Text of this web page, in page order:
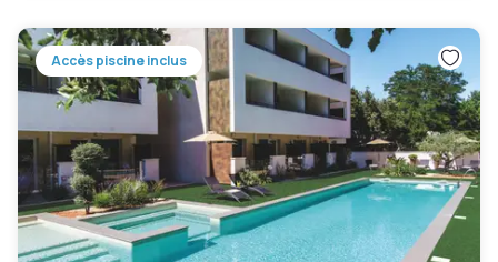
Accès piscine inclus